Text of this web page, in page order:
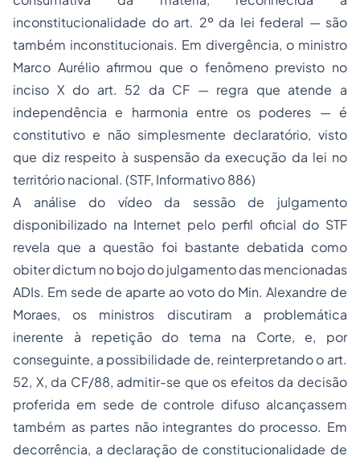
inconstitucionalidade do art. 2º da lei federal — são
também inconstitucionais. Em divergência, o ministro
Marco Aurélio afirmou que o fenômeno previsto no
inciso X do art. 52 da CF — regra que atende a
independência e harmonia entre os poderes — é
constitutivo e não simplesmente declaratório, visto
que diz respeito à suspensão da execução da lei no
território nacional. (STF, Informativo 886)
A análise do vídeo da sessão de julgamento
disponibilizado na Internet pelo perfil oficial do STF
revela que a questão foi bastante debatida como
obiter dictum no bojo do julgamento das mencionadas
ADIs. Em sede de aparte ao voto do Min. Alexandre de
Moraes, os ministros discutiram a problemática
inerente à repetição do tema na Corte, e, por
conseguinte, a possibilidade de, reinterpretando o art.
52, X, da CF/88, admitir-se que os efeitos da decisão
proferida em sede de controle difuso alcançassem
também as partes não integrantes do processo. Em
decorrência, a declaração de constitucionalidade de